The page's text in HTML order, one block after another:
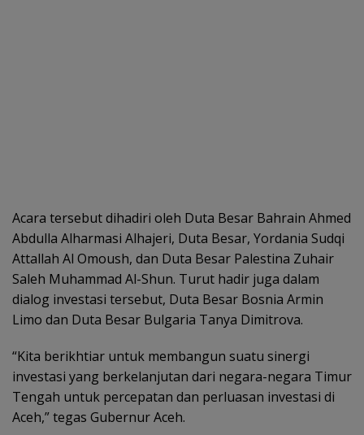
Acara tersebut dihadiri oleh Duta Besar Bahrain Ahmed
Abdulla Alharmasi Alhajeri, Duta Besar, Yordania Sudqi
Attallah Al Omoush, dan Duta Besar Palestina Zuhair
Saleh Muhammad Al-Shun. Turut hadir juga dalam
dialog investasi tersebut, Duta Besar Bosnia Armin
Limo dan Duta Besar Bulgaria Tanya Dimitrova.
“Kita berikhtiar untuk membangun suatu sinergi
investasi yang berkelanjutan dari negara-negara Timur
Tengah untuk percepatan dan perluasan investasi di
Aceh,” tegas Gubernur Aceh.